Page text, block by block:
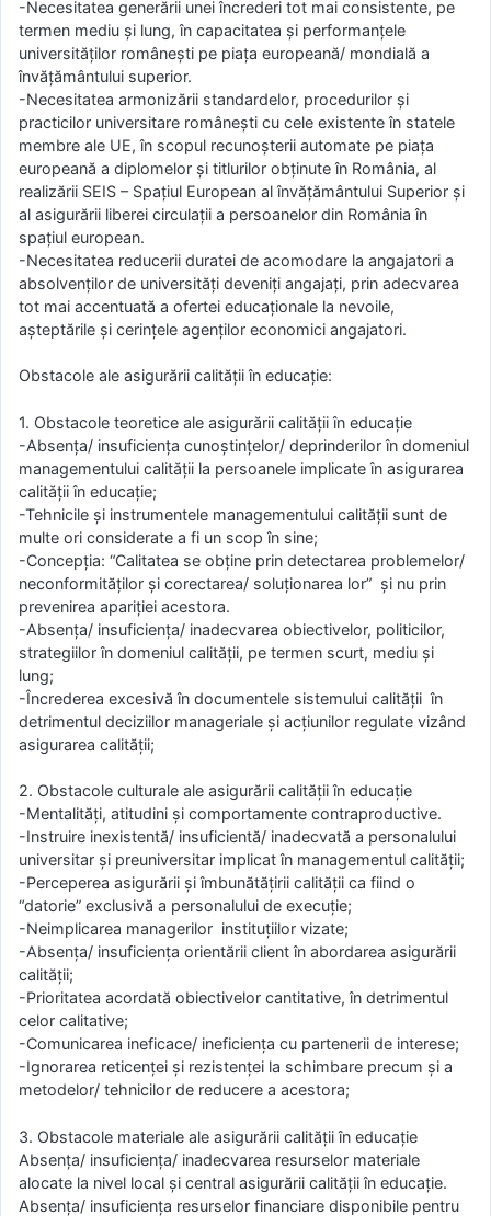
-Necesitatea generării unei încrederi tot mai consistente, pe
termen mediu și lung, în capacitatea și performanțele
universităților românești pe piața europeană/ mondială a
învățământului superior.
-Necesitatea armonizării standardelor, procedurilor și
practicilor universitare românești cu cele existente în statele
membre ale UE, în scopul recunoșterii automate pe piața
europeană a diplomelor și titlurilor obținute în România, al
realizării SEIS – Spațiul European al învățământului Superior și
al asigurării liberei circulații a persoanelor din România în
spațiul european.
-Necesitatea reducerii duratei de acomodare la angajatori a
absolvenților de universități deveniți angajați, prin adecvarea
tot mai accentuată a ofertei educaționale la nevoile,
așteptările și cerințele agenților economici angajatori.
Obstacole ale asigurării calității în educație:
1. Obstacole teoretice ale asigurării calității în educație
-Absența/ insuficiența cunoștințelor/ deprinderilor în domeniul
managementului calității la persoanele implicate în asigurarea
calității în educație;
-Tehnicile și instrumentele managementului calității sunt de
multe ori considerate a fi un scop în sine;
-Concepția: “Calitatea se obține prin detectarea problemelor/
neconformităților și corectarea/ soluționarea lor” și nu prin
prevenirea apariției acestora.
-Absența/ insuficiența/ inadecvarea obiectivelor, politicilor,
strategiilor în domeniul calității, pe termen scurt, mediu și
lung;
-Încrederea excesivă în documentele sistemului calității în
detrimentul deciziilor manageriale și acțiunilor regulate vizând
asigurarea calității;
2. Obstacole culturale ale asigurării calității în educație
-Mentalități, atitudini și comportamente contraproductive.
-Instruire inexistentă/ insuficientă/ inadecvată a personalului
universitar și preuniversitar implicat în managementul calității;
-Perceperea asigurării și îmbunătățirii calității ca fiind o
“datorie” exclusivă a personalului de execuție;
-Neimplicarea managerilor instituțiilor vizate;
-Absența/ insuficiența orientării client în abordarea asigurării
calității;
-Prioritatea acordată obiectivelor cantitative, în detrimentul
celor calitative;
-Comunicarea ineficace/ ineficiența cu partenerii de interese;
-Ignorarea reticenței și rezistenței la schimbare precum și a
metodelor/ tehnicilor de reducere a acestora;
3. Obstacole materiale ale asigurării calității în educație
Absența/ insuficiența/ inadecvarea resurselor materiale
alocate la nivel local și central asigurării calității în educație.
Absența/ insuficiența resurselor financiare disponibile pentru